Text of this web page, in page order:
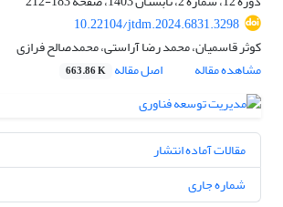
10.22104/jtdm.2024.6831.3298
کوثر قاسمیان، محمد رضا آراستی، محمدصالح فرازی
مشاهده مقاله
اصل مقاله 663.86 K
مقالات آماده انتشار
شماره جاری